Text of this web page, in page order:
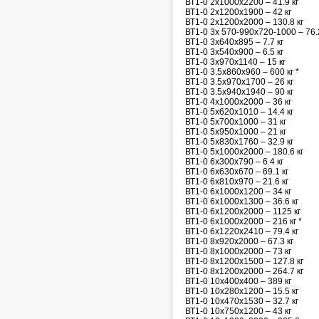
ВТ1-0 2х1200х1900 – 42 кг
ВТ1-0 2х1200х2000 – 130.8 кг
ВТ1-0 3х 570-990x720-1000 –
ВТ1-0 3х640х895 – 7.7 кг
ВТ1-0 3х540х900 – 6.5 кг
ВТ1-0 3х970х1140 – 15 кг
ВТ1-0 3.5х860х960 – 600 кг *
ВТ1-0 3.5х970х1700 – 26 кг
ВТ1-0 3.5х940х1940 – 90 кг
ВТ1-0 4х1000х2000 – 36 кг
ВТ1-0 5х620х1010 – 14.4 кг
ВТ1-0 5х700х1000 – 31 кг
ВТ1-0 5х950х1000 – 21 кг
ВТ1-0 5х830х1760 – 32.9 кг
ВТ1-0 5х1000х2000 – 180.6 кг
ВТ1-0 6х300х790 – 6.4 кг
ВТ1-0 6х630х670 – 69.1 кг
ВТ1-0 6х810х970 – 21.6 кг
ВТ1-0 6х1000х1200 – 34 кг
ВТ1-0 6х1000х1300 – 36.6 кг
ВТ1-0 6х1200х2000 – 1125 кг
ВТ1-0 6х1000х2000 – 216 кг *
ВТ1-0 6х1220х2410 – 79.4 кг
ВТ1-0 8х920х2000 – 67.3 кг
ВТ1-0 8х1000х2000 – 73 кг
ВТ1-0 8х1200х1500 – 127.8 кг
ВТ1-0 8х1200х2000 – 264.7 кг
ВТ1-0 10х400х400 – 389 кг
ВТ1-0 10х280х1200 – 15.5 кг
ВТ1-0 10х470х1530 – 32.7 кг
ВТ1-0 10х750х1200 – 43 кг